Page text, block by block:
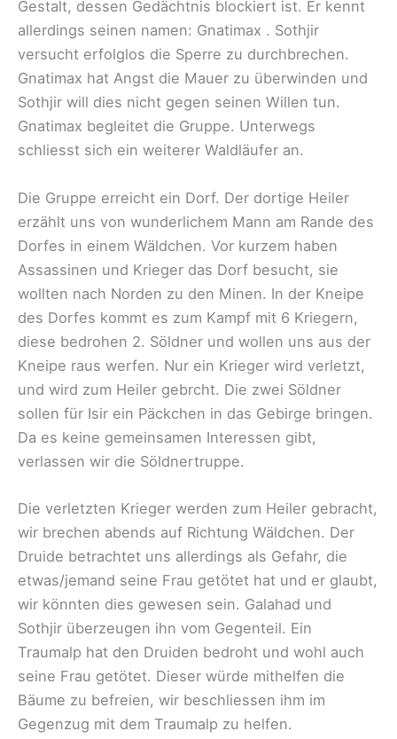
Gestalt, dessen Gedächtnis blockiert ist. Er kennt
allerdings seinen namen: Gnatimax . Sothjir
versucht erfolglos die Sperre zu durchbrechen.
Gnatimax hat Angst die Mauer zu überwinden und
Sothjir will dies nicht gegen seinen Willen tun.
Gnatimax begleitet die Gruppe. Unterwegs
schliesst sich ein weiterer Waldläufer an.
Die Gruppe erreicht ein Dorf. Der dortige Heiler
erzählt uns von wunderlichem Mann am Rande des
Dorfes in einem Wäldchen. Vor kurzem haben
Assassinen und Krieger das Dorf besucht, sie
wollten nach Norden zu den Minen. In der Kneipe
des Dorfes kommt es zum Kampf mit 6 Kriegern,
diese bedrohen 2. Söldner und wollen uns aus der
Kneipe raus werfen. Nur ein Krieger wird verletzt,
und wird zum Heiler gebrcht. Die zwei Söldner
sollen für Isir ein Päckchen in das Gebirge bringen.
Da es keine gemeinsamen Interessen gibt,
verlassen wir die Söldnertruppe.
Die verletzten Krieger werden zum Heiler gebracht,
wir brechen abends auf Richtung Wäldchen. Der
Druide betrachtet uns allerdings als Gefahr, die
etwas/jemand seine Frau getötet hat und er glaubt,
wir könnten dies gewesen sein. Galahad und
Sothjir überzeugen ihn vom Gegenteil. Ein
Traumalp hat den Druiden bedroht und wohl auch
seine Frau getötet. Dieser würde mithelfen die
Bäume zu befreien, wir beschliessen ihm im
Gegenzug mit dem Traumalp zu helfen.